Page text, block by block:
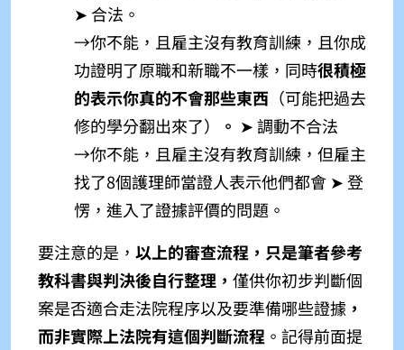
➤ 合法。
→你不能，且雇主沒有教育訓練，且你成
功證明了原職和新職不一樣，同時很積極
的表示你真的不會那些東西 （可能把過去
修的學分翻出來了）
。 ➤ 調動不合法
→你不能，且雇主沒有教育訓練，但雇主
找了8個護理師當證人表示他們都會 ➤ 登
愣，進入了證據評價的問題。
要注意的是， 以上的審查流程，只是筆者參考
教科書與判決後自行整理， 僅供你初步判斷個
案是否適合走法院程序以及要準備哪些證據 ，
而非實際上法院有這個判斷流程 。記得前面提